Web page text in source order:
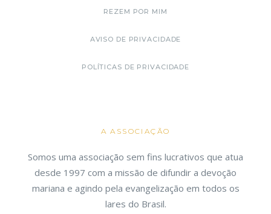
REZEM POR MIM
AVISO DE PRIVACIDADE
POLÍTICAS DE PRIVACIDADE
A ASSOCIAÇÃO
Somos uma associação sem fins lucrativos que atua
desde 1997 com a missão de difundir a devoção
mariana e agindo pela evangelização em todos os
lares do Brasil.